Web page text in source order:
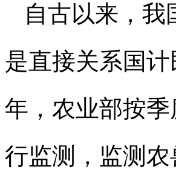
自古以来，我
是直接关系国
年，农业部按
行监测，监测